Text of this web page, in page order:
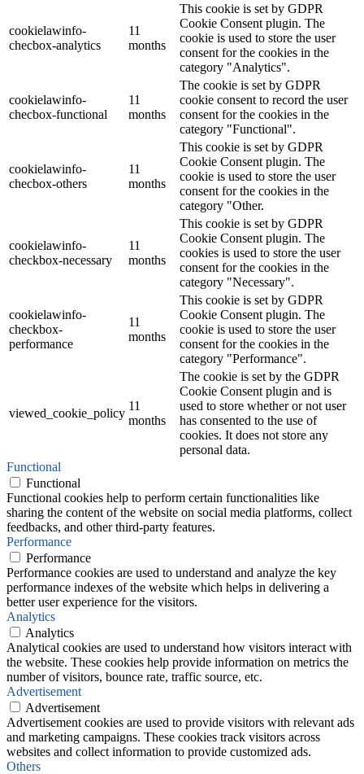
cookielawinfo-
checbox-analytics
11
months
This cookie is set by GDPR
Cookie Consent plugin. The
cookie is used to store the user
consent for the cookies in the
category "Analytics".
cookielawinfo-
checbox-functional
11
months
The cookie is set by GDPR
cookie consent to record the user
consent for the cookies in the
category "Functional".
cookielawinfo-
checbox-others
11
months
This cookie is set by GDPR
Cookie Consent plugin. The
cookie is used to store the user
consent for the cookies in the
category "Other.
cookielawinfo-
checkbox-necessary
11
months
This cookie is set by GDPR
Cookie Consent plugin. The
cookies is used to store the user
consent for the cookies in the
category "Necessary".
cookielawinfo-
checkbox-
performance
11
months
This cookie is set by GDPR
Cookie Consent plugin. The
cookie is used to store the user
consent for the cookies in the
category "Performance".
viewed_cookie_policy
11
months
The cookie is set by the GDPR
Cookie Consent plugin and is
used to store whether or not user
has consented to the use of
cookies. It does not store any
personal data.
Functional
Functional
Functional cookies help to perform certain functionalities like
sharing the content of the website on social media platforms, collect
feedbacks, and other third-party features.
Performance
Performance
Performance cookies are used to understand and analyze the key
performance indexes of the website which helps in delivering a
better user experience for the visitors.
Analytics
Analytics
Analytical cookies are used to understand how visitors interact with
the website. These cookies help provide information on metrics the
number of visitors, bounce rate, traffic source, etc.
Advertisement
Advertisement
Advertisement cookies are used to provide visitors with relevant ads
and marketing campaigns. These cookies track visitors across
websites and collect information to provide customized ads.
Others